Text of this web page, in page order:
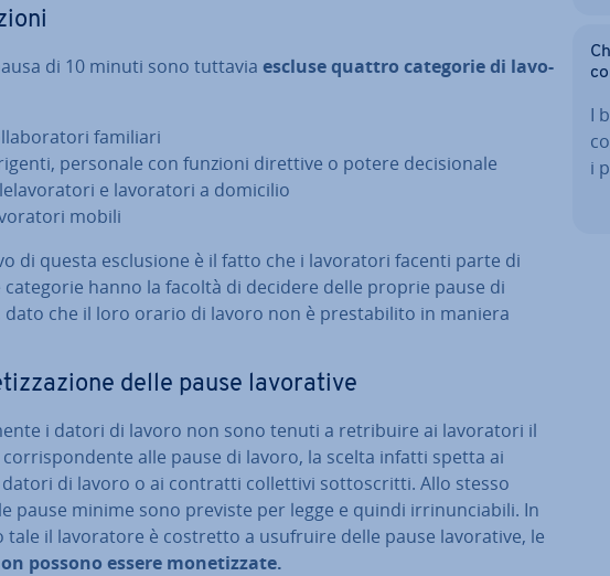
di 10 minuti sono tuttavia escluse quattro categorie di la­vo­
familiari
personale con funzioni direttive o potere de­ci­sio­na­le
e la­vo­ra­to­ri a domicilio
mobili
di questa esclu­sio­ne è il fatto che i la­vo­ra­to­ri facenti parte di
categorie hanno la facoltà di decidere delle proprie pause di
dato che il loro orario di lavoro non è pre­sta­bi­li­to in maniera
delle pause la­vo­ra­ti­ve
i datori di lavoro non sono tenuti a re­tri­bui­re ai la­vo­ra­to­ri il
alle pause di lavoro, la scelta infatti spetta ai
di lavoro o ai contratti col­let­ti­vi sot­to­scrit­ti. Allo stesso
pause minime sono previste per legge e quindi ir­ri­nun­cia­bi­li. In
tale il la­vo­ra­to­re è costretto a usufruire delle pause la­vo­ra­ti­ve, le
possono essere mo­ne­tiz­za­te.
I
i